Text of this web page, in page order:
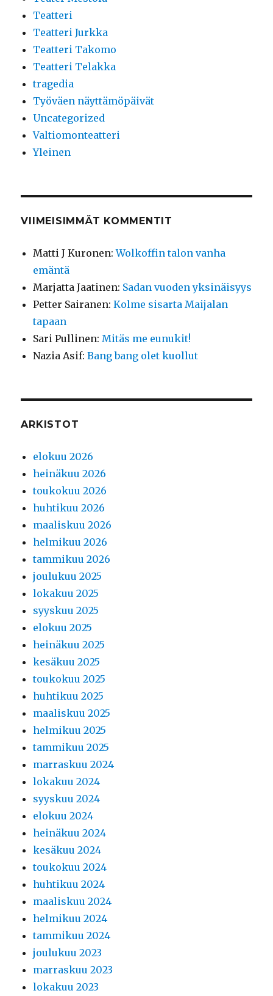
Teatteri
Teatteri Jurkka
Teatteri Takomo
Teatteri Telakka
tragedia
Työväen näyttämöpäivät
Uncategorized
Valtiomonteatteri
Yleinen
VIIMEISIMMÄT KOMMENTIT
Matti J Kuronen:Wolkoffin talon vanha
emäntä
Marjatta Jaatinen: Sadan vuoden yksinäisyys
Petter Sairanen:Kolme sisarta Maijalan
tapaan
Sari Pullinen: Mitäs me eunukit!
Nazia Asif:Bang bang olet kuollut
ARKISTOT
elokuu 2026
heinäkuu 2026
toukokuu 2026
huhtikuu 2026
maaliskuu 2026
helmikuu 2026
tammikuu 2026
joulukuu 2025
lokakuu 2025
syyskuu 2025
elokuu 2025
heinäkuu 2025
kesäkuu 2025
toukokuu 2025
huhtikuu 2025
maaliskuu 2025
helmikuu 2025
tammikuu 2025
marraskuu 2024
lokakuu 2024
syyskuu 2024
elokuu 2024
heinäkuu 2024
kesäkuu 2024
toukokuu 2024
huhtikuu 2024
maaliskuu 2024
helmikuu 2024
tammikuu 2024
joulukuu 2023
marraskuu 2023
lokakuu 2023